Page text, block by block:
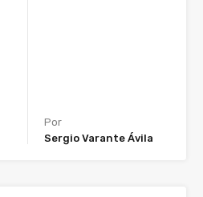
Por
Sergio Varante Ávila